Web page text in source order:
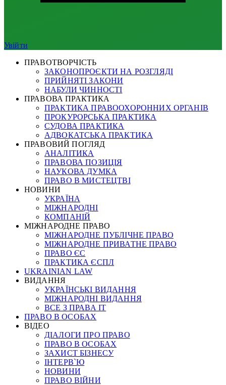
Увійти
ПРАВОТВОРЧІСТЬ
ЗАКОНОПРОЄКТИ НА РОЗГЛЯДІ
ПРИЙНЯТІ ЗАКОНИ
НАБУЛИ ЧИННОСТІ
ПРАВОВА ПРАКТИКА
ПРАКТИКА ПРАВООХОРОННИХ ОРГАНІВ
ПРОКУРОРСЬКА ПРАКТИКА
СУДОВА ПРАКТИКА
АДВОКАТСЬКА ПРАКТИКА
ПРАВОВИЙ ПОГЛЯД
АНАЛІТИКА
ПРАВОВА ПОЗИЦІЯ
НАУКОВА ДУМКА
ПРАВО В МИСТЕЦТВІ
НОВИНИ
УКРАЇНА
МІЖНАРОДНІ
КОМПАНІЙ
МІЖНАРОДНЕ ПРАВО
МІЖНАРОДНЕ ПУБЛІЧНЕ ПРАВО
МІЖНАРОДНЕ ПРИВАТНЕ ПРАВО
ПРАВО ЄС
ПРАКТИКА ЄСПЛ
UKRAINIAN LAW
ВИДАННЯ
УКРАЇНСЬКІ ВИДАННЯ
МІЖНАРОДНІ ВИДАННЯ
ВСЕ З ПРАВА ІТ
ПРАВО В ОСОБАХ
ВІДЕО
ДІАЛОГИ ПРО ПРАВО
ПРАВО В ОСОБАХ
ЗАХИСТ БІЗНЕСУ
ІНТЕРВ`Ю
НОВИНИ
ПРАВО ВІЙНИ